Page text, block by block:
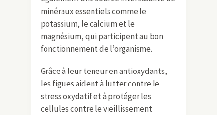
minéraux essentiels comme le
potassium, le calcium et le
magnésium, qui participent au bon
fonctionnement de l’organisme.
Grâce à leur teneur en antioxydants,
les figues aident à lutter contre le
stress oxydatif et à protéger les
cellules contre le vieillissement